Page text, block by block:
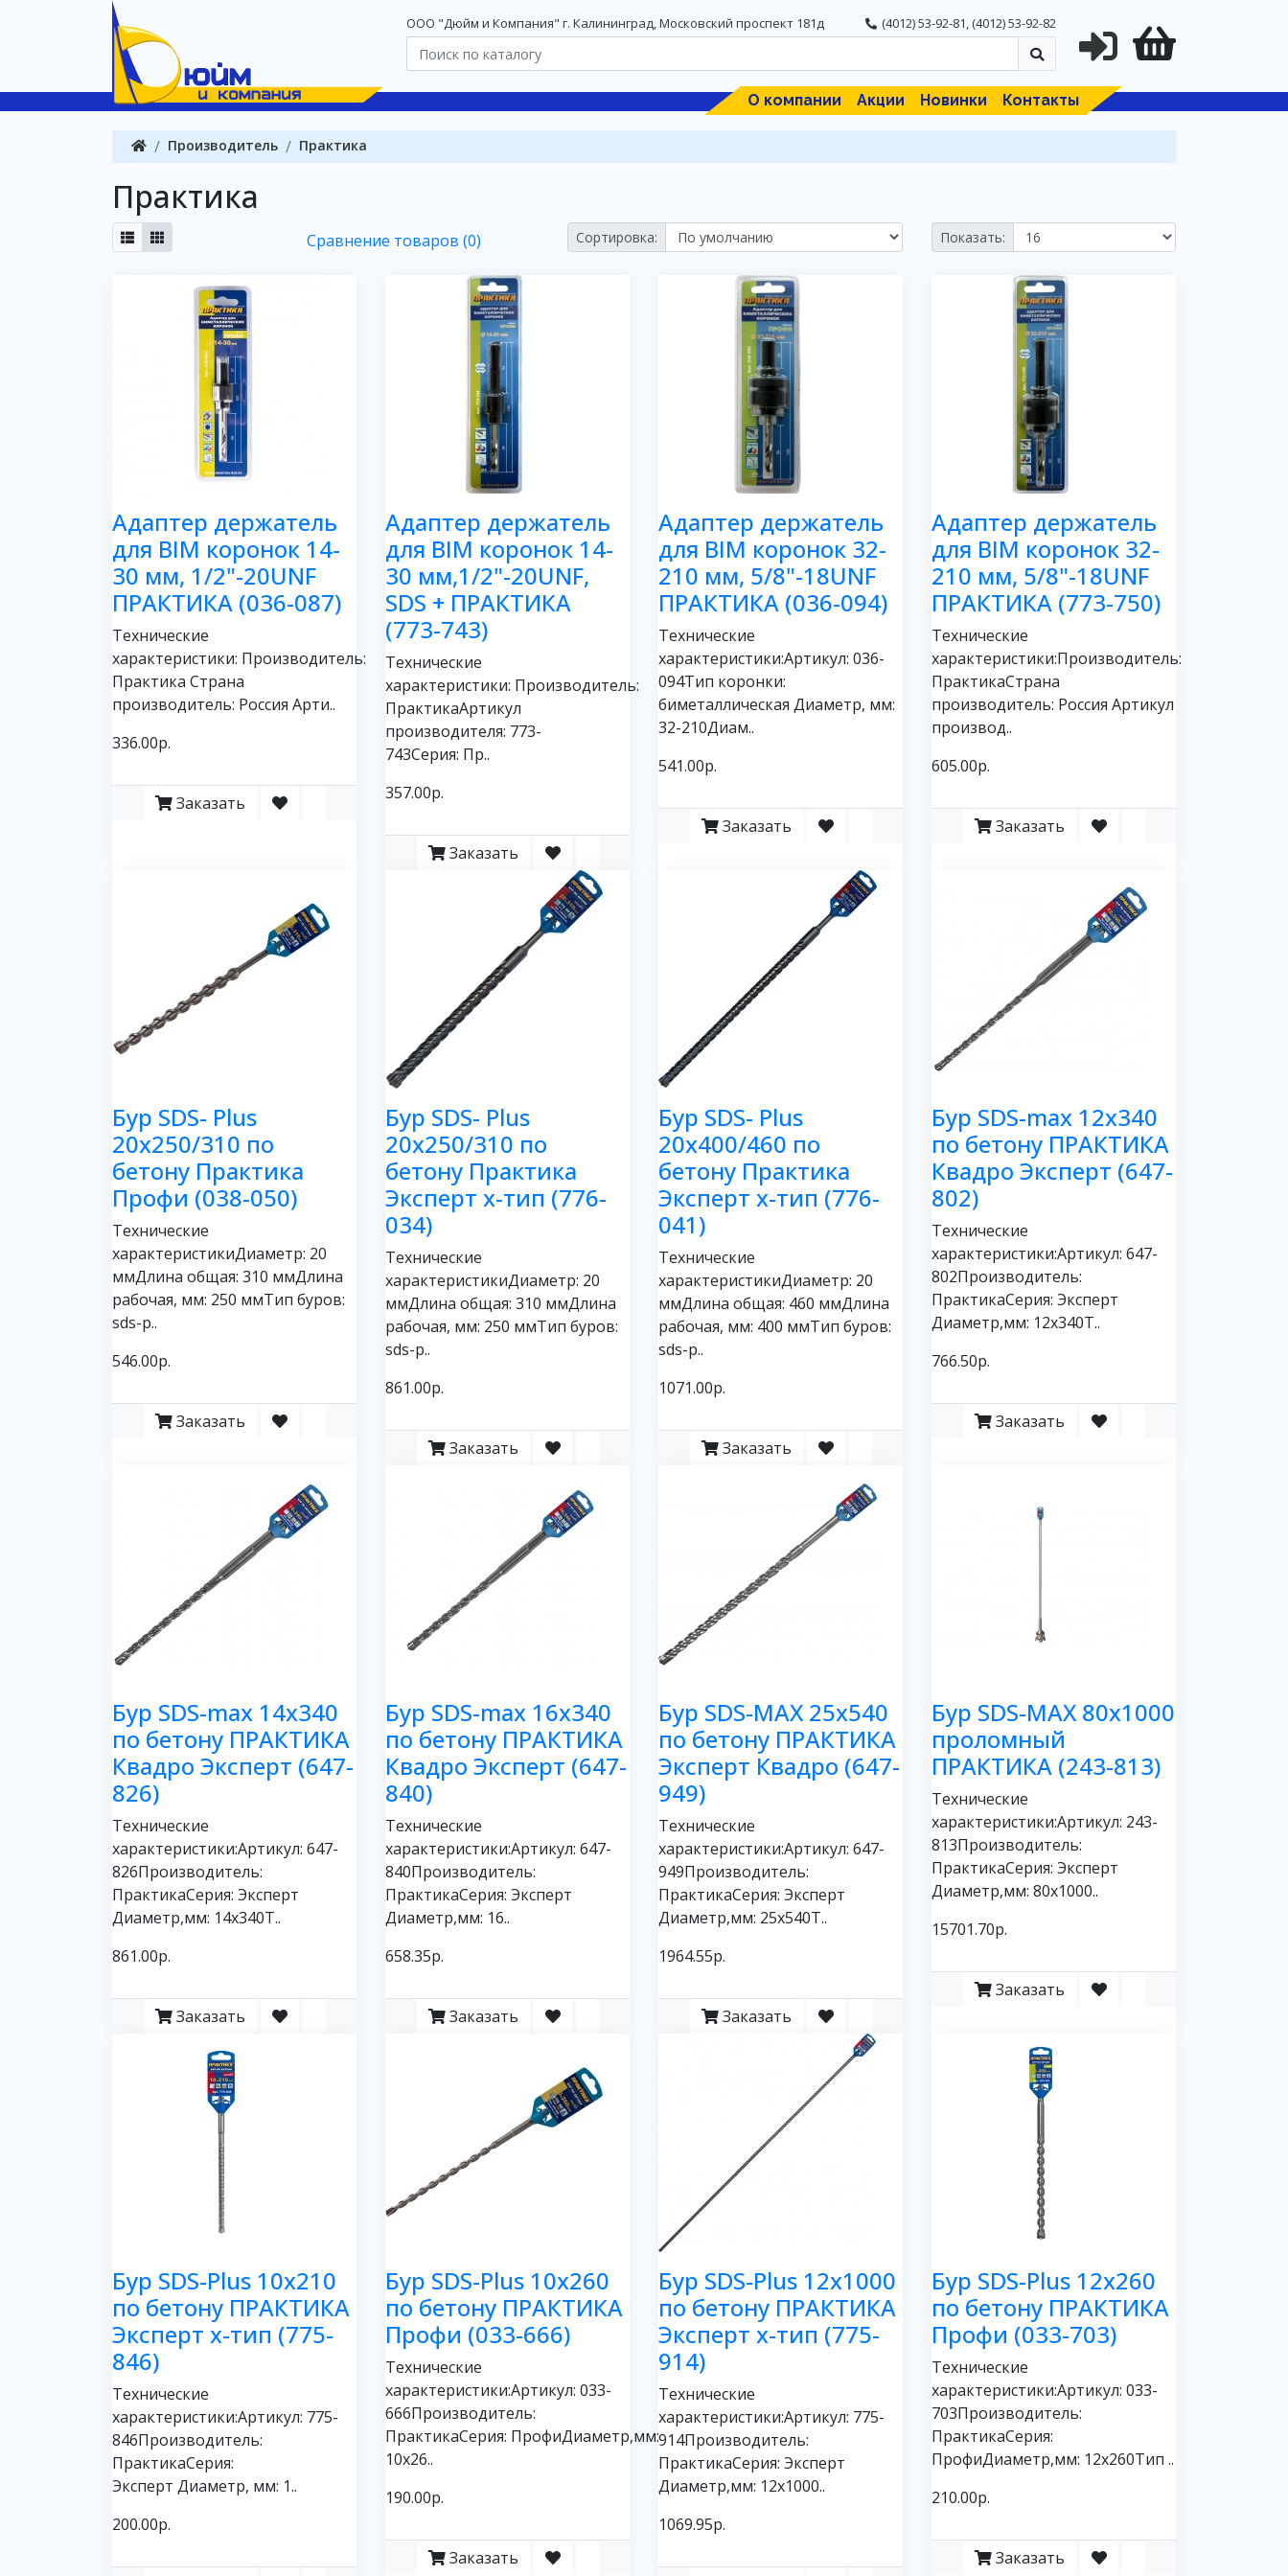
OOO "Дюйм и Компания" г. Калининград, Московский проспект 181д (4012) 53-92-81,(4012) 53-92-82
О компании Акции Новинки Контакты
Производитель Практика
Практика
Сравнение товаров (0) Сортировка: Показать:
Адаптер держатель
для BIM коронок 14-
30 мм, 1/2"-20UNF
ПРАКТИКА (036-087)
Технические
характеристики: Производитель:
Практика Страна
производитель: Россия Арти..
336.00р.
Заказать
Адаптер держатель
для BIM коронок 14-
30 мм,1/2"-20UNF,
SDS + ПРАКТИКА
(773-743)
Технические
характеристики: Производитель:
ПрактикаАртикул
производителя: 773-
743Серия: Пр..
357.00р.
Заказать
Адаптер держатель
для BIM коронок 32-
210 мм, 5/8"-18UNF
ПРАКТИКА (036-094)
Технические
характеристики:Артикул: 036-
094Тип коронки:
биметаллическая Диаметр, мм:
32-210Диам..
541.00р.
Заказать
Адаптер держатель
для BIM коронок 32-
210 мм, 5/8"-18UNF
ПРАКТИКА (773-750)
Технические
характеристики:Производитель:
ПрактикаСтрана
производитель: Россия Артикул
производ..
605.00р.
Заказать
Бур SDS- Plus
20х250/310 по
бетону Практика
Профи (038-050)
Технические
характеристикиДиаметр: 20
ммДлина общая: 310 ммДлина
рабочая, мм: 250 ммТип буров:
sds-p..
546.00р.
Заказать
Бур SDS- Plus
20х250/310 по
бетону Практика
Эксперт х-тип (776-
034)
Технические
характеристикиДиаметр: 20
ммДлина общая: 310 ммДлина
рабочая, мм: 250 ммТип буров:
sds-p..
861.00р.
Заказать
Бур SDS- Plus
20х400/460 по
бетону Практика
Эксперт х-тип (776-
041)
Технические
характеристикиДиаметр: 20
ммДлина общая: 460 ммДлина
рабочая, мм: 400 ммТип буров:
sds-p..
1071.00р.
Заказать
Бур SDS-max 12х340
по бетону ПРАКТИКА
Квадро Эксперт (647-
802)
Технические
характеристики:Артикул: 647-
802Производитель:
ПрактикаСерия: Эксперт
Диаметр,мм: 12х340Т..
766.50р.
Заказать
Бур SDS-max 14х340
по бетону ПРАКТИКА
Квадро Эксперт (647-
826)
Технические
характеристики:Артикул: 647-
826Производитель:
ПрактикаСерия: Эксперт
Диаметр,мм: 14х340Т..
861.00р.
Заказать
Бур SDS-max 16х340
по бетону ПРАКТИКА
Квадро Эксперт (647-
840)
Технические
характеристики:Артикул: 647-
840Производитель:
ПрактикаСерия: Эксперт
Диаметр,мм: 16..
658.35р.
Заказать
Бур SDS-MAX 25х540
по бетону ПРАКТИКА
Эксперт Квадро (647-
949)
Технические
характеристики:Артикул: 647-
949Производитель:
ПрактикаСерия: Эксперт
Диаметр,мм: 25х540Т..
1964.55р.
Заказать
Бур SDS-MAX 80х1000
проломный
ПРАКТИКА (243-813)
Технические
характеристики:Артикул: 243-
813Производитель:
ПрактикаСерия: Эксперт
Диаметр,мм: 80х1000..
15701.70р.
Заказать
Бур SDS-Plus 10х210
по бетону ПРАКТИКА
Эксперт х-тип (775-
846)
Технические
характеристики:Артикул: 775-
846Производитель:
ПрактикаСерия:
Эксперт Диаметр, мм: 1..
200.00р.
Бур SDS-Plus 10х260
по бетону ПРАКТИКА
Профи (033-666)
Технические
характеристики:Артикул: 033-
666Производитель:
ПрактикаСерия: ПрофиДиаметр,мм:
10х26..
190.00р.
Заказать
Бур SDS-Plus 12х1000
по бетону ПРАКТИКА
Эксперт х-тип (775-
914)
Технические
характеристики:Артикул: 775-
914Производитель:
ПрактикаСерия: Эксперт
Диаметр,мм: 12х1000..
1069.95р.
Бур SDS-Plus 12х260
по бетону ПРАКТИКА
Профи (033-703)
Технические
характеристики:Артикул: 033-
703Производитель:
ПрактикаСерия:
ПрофиДиаметр,мм: 12х260Тип ..
210.00р.
Заказать